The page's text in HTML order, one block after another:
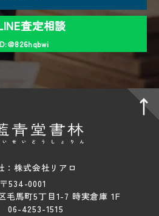
査定相談
＠826hqbwi
：株式会社リアロ
〒534-0001
毛馬町5丁目1-7 時実倉庫 1F
06-4253-1515